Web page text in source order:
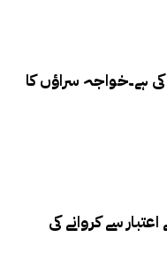
ہے۔خواجہ سراؤں کا
جینڈر کے اعتبار سے کروانے کی